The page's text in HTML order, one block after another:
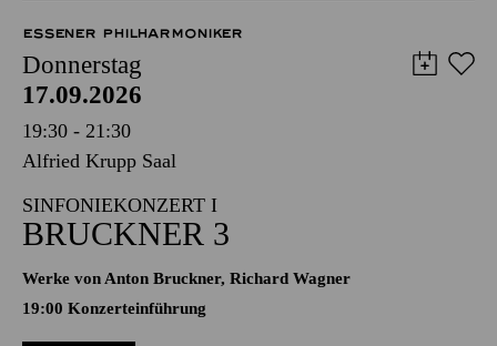
ESSENER PHILHARMONIKER
Donnerstag
17.09.2026
19:30 - 21:30
Alfried Krupp Saal
SINFONIEKONZERT I
BRUCKNER 3
Werke von Anton Bruckner, Richard Wagner
19:00 Konzerteinführung